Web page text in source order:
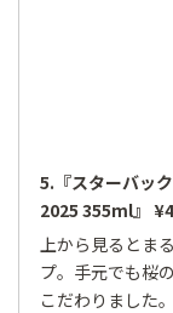
5.『スターバッ
2025 355ml』
上から見るとま
プ。手元でも桜
こだわりました